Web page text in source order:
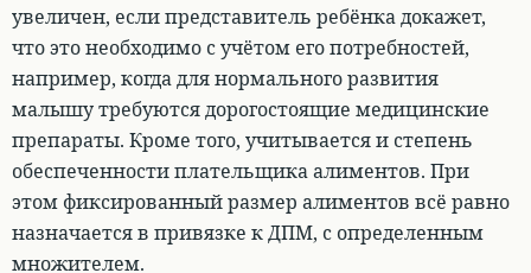
увеличен, если представитель ребёнка докажет,
что это необходимо с учётом его потребностей,
например, когда для нормального развития
малышу требуются дорогостоящие медицинские
препараты. Кроме того, учитывается и степень
обеспеченности плательщика алиментов. При
этом фиксированный размер алиментов всё равно
назначается в привязке к ДПМ, с определенным
множителем.